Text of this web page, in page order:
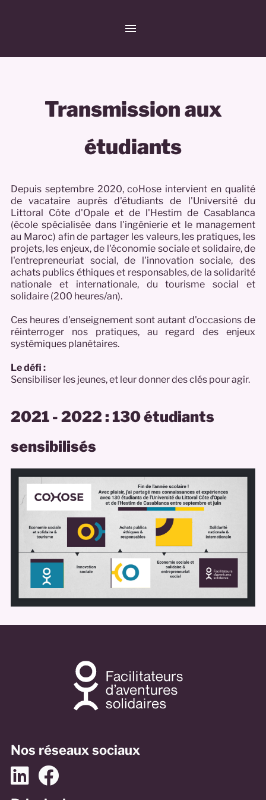
Transmission aux
étudiants
Depuis septembre 2020, coHose intervient en qualité
de vacataire auprès d'étudiants de l'Université du
Littoral Côte d'Opale et de l'Hestim de Casablanca
(école spécialisée dans l'ingénierie et le management
au Maroc) afin de partager les valeurs, les pratiques, les
projets, les enjeux, de l'économie sociale et solidaire, de
l'entrepreneuriat social, de l'innovation sociale, des
achats publics éthiques et responsables, de la solidarité
nationale et internationale, du tourisme social et
solidaire (200 heures/an).
Ces heures d'enseignement sont autant d'occasions de
réinterroger nos pratiques, au regard des enjeux
systémiques planétaires.
Le défi :
Sensibiliser les jeunes, et leur donner des clés pour agir.
2021 - 2022 : 130 étudiants
sensibilisés
Nos réseaux sociaux